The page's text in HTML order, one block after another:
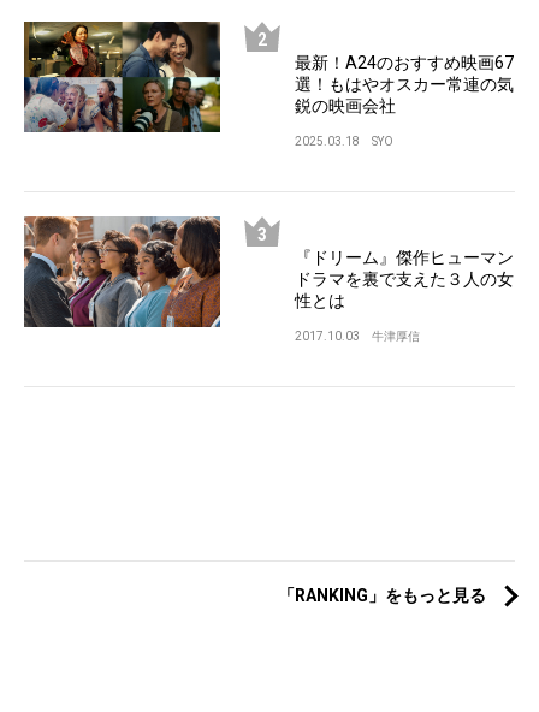
最新！A24のおすすめ映画67
選！もはやオスカー常連の気
鋭の映画会社
2025.03.18 SYO
『ドリーム』傑作ヒューマン
ドラマを裏で支えた３人の女
性とは
2017.10.03 牛津厚信
「RANKING」をもっと見る